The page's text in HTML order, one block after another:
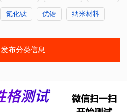
氮化钛 优锆 纳米材料
发布分类信息